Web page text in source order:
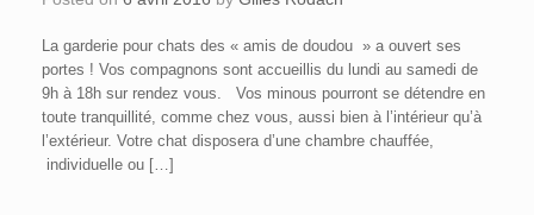
La garderie pour chats des « amis de doudou » a ouvert ses
portes ! Vos compagnons sont accueillis du lundi au samedi de
9h à 18h sur rendez vous. Vos minous pourront se détendre en
toute tranquillité, comme chez vous, aussi bien à l’intérieur qu’à
l’extérieur. Votre chat disposera d’une chambre chauffée,
individuelle ou […]